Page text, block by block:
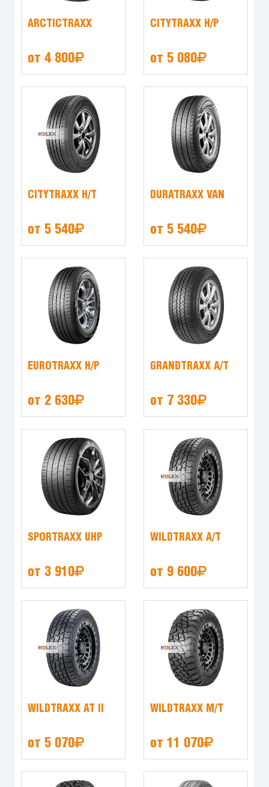
ARCTICTRAXX
от 4 800
CITYTRAXX H/P
от 5 080
CITYTRAXX H/T
от 5 540
DURATRAXX VAN
от 5 540
EUROTRAXX H/P
от 2 630
GRANDTRAXX A/T
от 7 330
SPORTRAXX UHP
от 3 910
WILDTRAXX A/T
от 9 600
WILDTRAXX AT II
от 5 070
WILDTRAXX M/T
от 11 070